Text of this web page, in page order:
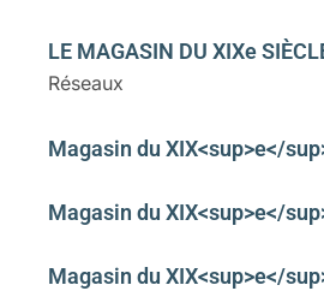
LE MAGASIN DU XIXe
Réseaux
Magasin du XIX<sup>e</
Magasin du XIX<sup>e</
Magasin du XIX<sup>e</